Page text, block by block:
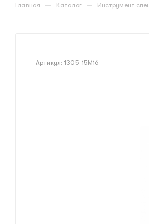
Главная — Каталог — Инструмент
Артикул: 1305-15M16